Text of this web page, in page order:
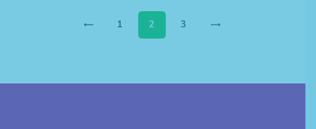
Paginazione
<
PAGE
1 PAGE
2 PAGE
3